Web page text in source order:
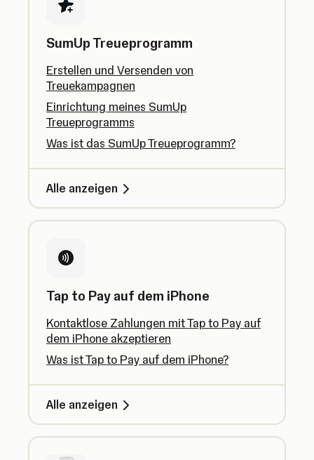
SumUp Treueprogramm
Erstellen und Versenden von
Treuekampagnen
Einrichtung meines SumUp
Treueprogramms
Was ist das SumUp Treueprogramm?
Alle anzeigen
Tap to Pay auf dem iPhone
Kontaktlose Zahlungen mit Tap to Pay auf
dem iPhone akzeptieren
Was ist Tap to Pay auf dem iPhone?
Alle anzeigen